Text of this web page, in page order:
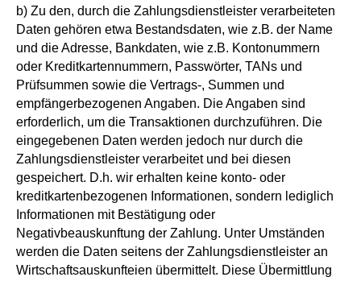
b) Zu den, durch die Zahlungsdienstleister verarbeiteten
Daten gehören etwa Bestandsdaten, wie z.B. der Name
und die Adresse, Bankdaten, wie z.B. Kontonummern
oder Kreditkartennummern, Passwörter, TANs und
Prüfsummen sowie die Vertrags-, Summen und
empfängerbezogenen Angaben. Die Angaben sind
erforderlich, um die Transaktionen durchzuführen. Die
eingegebenen Daten werden jedoch nur durch die
Zahlungsdienstleister verarbeitet und bei diesen
gespeichert. D.h. wir erhalten keine konto- oder
kreditkartenbezogenen Informationen, sondern lediglich
Informationen mit Bestätigung oder
Negativbeauskunftung der Zahlung. Unter Umständen
werden die Daten seitens der Zahlungsdienstleister an
Wirtschaftsauskunfteien übermittelt. Diese Übermittlung